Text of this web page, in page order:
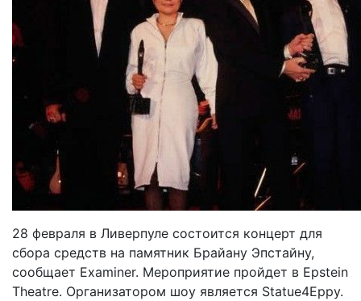
28 февраля в Ливерпуле состоится концерт для
сбора средств на памятник Брайану Эпстайну,
сообщает Examiner. Мероприятие пройдет в Epstein
Theatre. Организатором шоу является Statue4Eppy.